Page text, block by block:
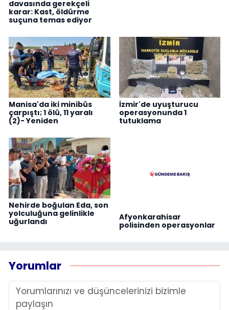
davasında gerekçeli
karar: Kast, öldürme
suçuna temas ediyor
Manisa'da iki minibüs
çarpıştı; 1 ölü, 11 yaralı
(2)- Yeniden
İzmir'de uyuşturucu
operasyonunda 1
tutuklama
Nehirde boğulan Eda, son
yolculuğuna gelinlikle
uğurlandı
Afyonkarahisar
polisinden operasyonlar
Yorumlar